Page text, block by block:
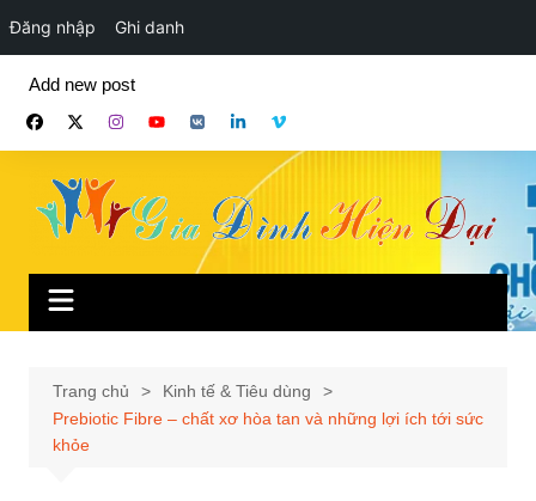
Đăng nhập Ghi danh
phần
Add new post
Trang chủ
Kinh tế & Tiêu dùng
Prebiotic Fibre – chất xơ hòa tan và những lợi ích tới sức
khỏe